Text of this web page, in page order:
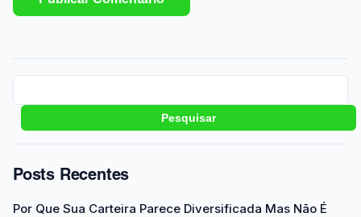
Pesquisar
Posts Recentes
Por Que Sua Carteira Parece Diversificada Mas Não É